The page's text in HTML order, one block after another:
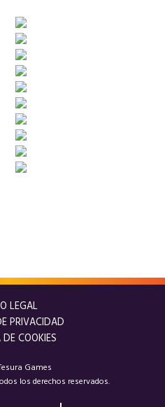
LEGAL
PRIVACIDAD
COOKIES
los derechos reservados.